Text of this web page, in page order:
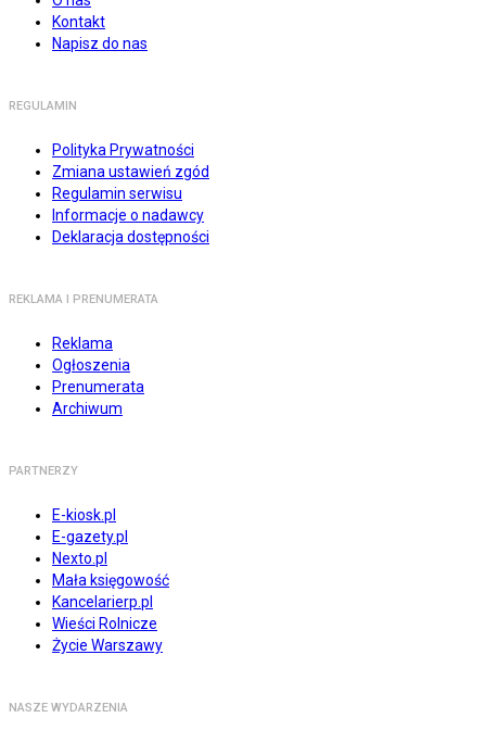
Kontakt
Napisz do nas
REGULAMIN
Polityka Prywatności
Zmiana ustawień zgód
Regulamin serwisu
Informacje o nadawcy
Deklaracja dostępności
REKLAMA I PRENUMERATA
Reklama
Ogłoszenia
Prenumerata
Archiwum
PARTNERZY
E-kiosk.pl
E-gazety.pl
Nexto.pl
Mała księgowość
Kancelarierp.pl
Wieści Rolnicze
Życie Warszawy
NASZE WYDARZENIA